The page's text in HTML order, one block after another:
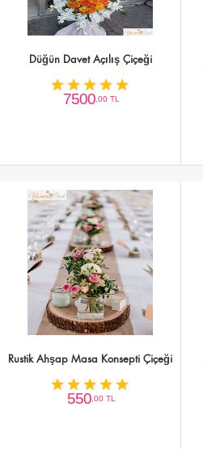
Düğün Davet Açılış Çiçeği
7500,00 TL
Rustik Ahşap Masa Konsepti Çiçeği
550,00 TL